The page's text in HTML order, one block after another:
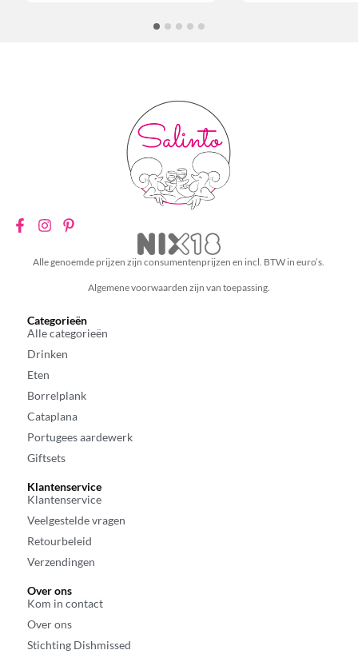
Alle genoemde prijzen zijn consumentenprijzen en incl. BTW in euro’s.
Algemene voorwaarden zijn van toepassing.
Categorieën
Alle categorieën
Drinken
Eten
Borrelplank
Cataplana
Portugees aardewerk
Giftsets
Klantenservice
Klantenservice
Veelgestelde vragen
Retourbeleid
Verzendingen
Over ons
Kom in contact
Over ons
Stichting Dishmissed